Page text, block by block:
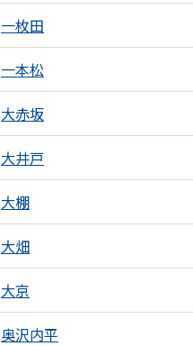
一枚田
一本松
大赤坂
大井戸
大棚
大畑
大京
奥沢内平